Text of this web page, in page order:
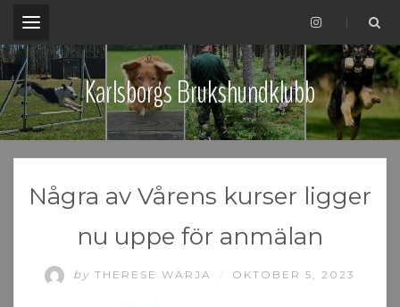
.
Karlsborgs Brukshundklubb
Några av Vårens kurser ligger
nu uppe för anmälan
by THERESE WÄRJA OKTOBER 5, 2023